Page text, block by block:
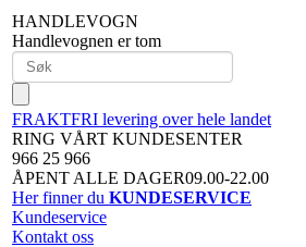
HANDLEVOGN
Handlevognen er tom
FRAKTFRI levering over hele landet
RING VÅRT KUNDESENTER
966 25 966
ÅPENT ALLE DAGER09.00-22.00
Her finner du KUNDESERVICE
Kundeservice
Kontakt oss